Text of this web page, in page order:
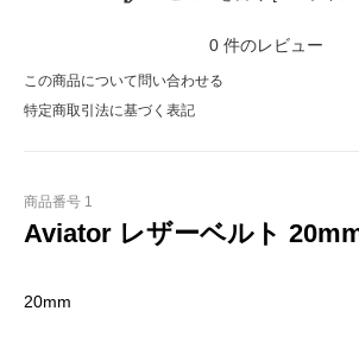
0 件のレビュー
この商品について問い合わせる
特定商取引法に基づく表記
商品番号 1
Aviator レザーベルト
20mm